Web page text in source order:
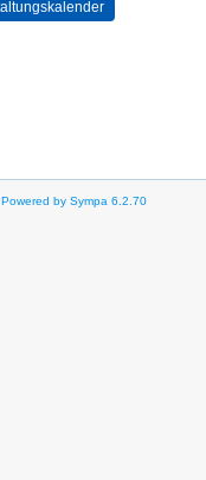
Powered by Sympa 6.2.70